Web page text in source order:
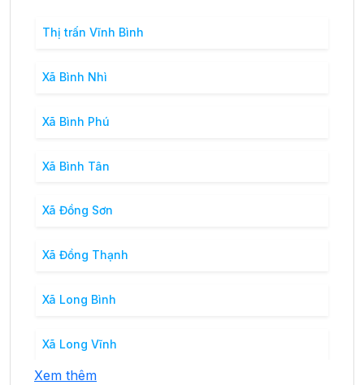
Thị trấn Vĩnh Bình
Xã Bình Nhì
Xã Bình Phú
Xã Bình Tân
Xã Đồng Sơn
Xã Đồng Thạnh
Xã Long Bình
Xã Long Vĩnh
Xem thêm